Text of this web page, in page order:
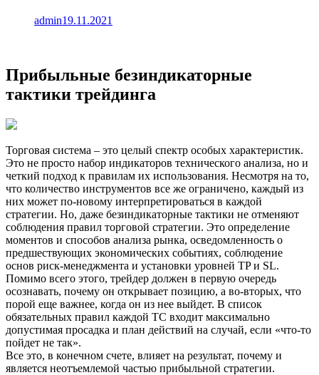
admin19.11.2021
Прибыльные безиндикаторные
тактики трейдинга
Торговая система – это целый спектр особых характеристик.
Это не просто набор индикаторов технического анализа, но и
четкий подход к правилам их использования. Несмотря на то,
что количество инструментов все же ограничено, каждый из
них может по-новому интерпретироваться в каждой
стратегии. Но, даже безиндикаторные тактики не отменяют
соблюдения правил торговой стратегии. Это определение
моментов и способов анализа рынка, осведомленность о
предшествующих экономических событиях, соблюдение
основ риск-менеджмента и установки уровней TP и SL.
Помимо всего этого, трейдер должен в первую очередь
осознавать, почему он открывает позицию, а во-вторых, что
порой еще важнее, когда он из нее выйдет. В список
обязательных правил каждой ТС входит максимально
допустимая просадка и план действий на случай, если «что-то
пойдет не так».
Все это, в конечном счете, влияет на результат, почему и
является неотъемлемой частью прибыльной стратегии.